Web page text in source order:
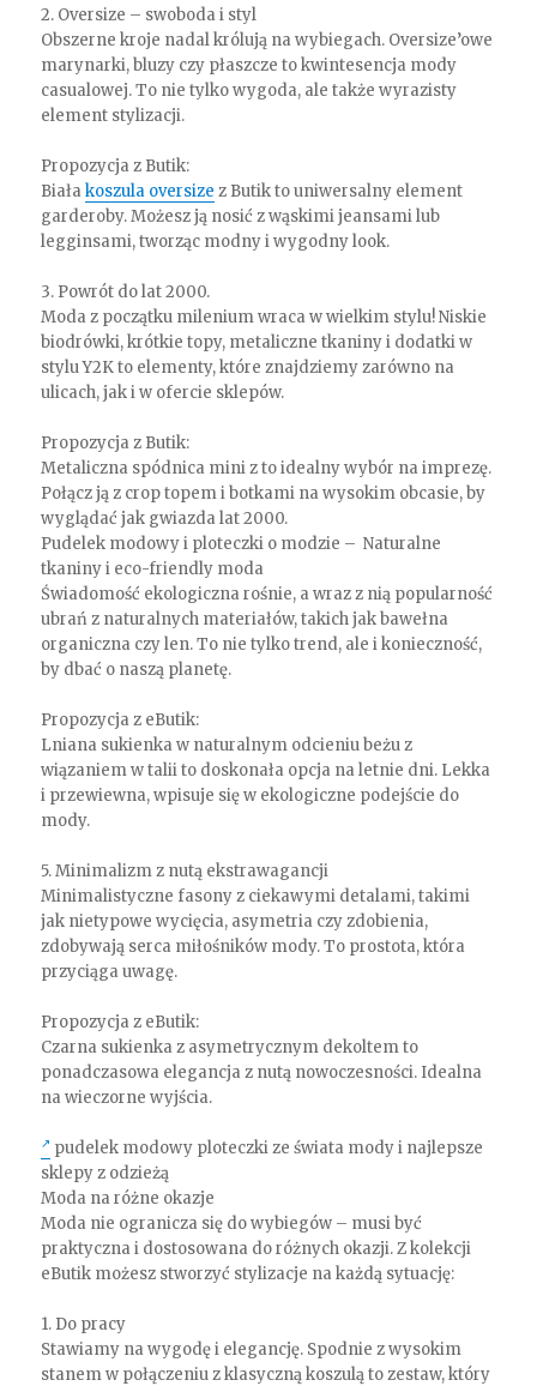
2. Oversize – swoboda i styl
Obszerne kroje nadal królują na wybiegach. Oversize’owe
marynarki, bluzy czy płaszcze to kwintesencja mody
casualowej. To nie tylko wygoda, ale także wyrazisty
element stylizacji.
Propozycja z Butik:
Białakoszula oversize z Butik to uniwersalny element
garderoby. Możesz ją nosić z wąskimi jeansami lub
legginsami, tworząc modny i wygodny look.
3. Powrót do lat 2000.
Moda z początku milenium wraca w wielkim stylu! Niskie
biodrówki, krótkie topy, metaliczne tkaniny i dodatki w
stylu Y2K to elementy, które znajdziemy zarówno na
ulicach, jak i w ofercie sklepów.
Propozycja z Butik:
Metaliczna spódnica mini z to idealny wybór na imprezę.
Połącz ją z crop topem i botkami na wysokim obcasie, by
wyglądać jak gwiazda lat 2000.
Pudelek modowy i ploteczki o modzie – Naturalne
tkaniny i eco-friendly moda
Świadomość ekologiczna rośnie, a wraz z nią popularność
ubrań z naturalnych materiałów, takich jak bawełna
organiczna czy len. To nie tylko trend, ale i konieczność,
by dbać o naszą planetę.
Propozycja z eButik:
Lniana sukienka w naturalnym odcieniu beżu z
wiązaniem w talii to doskonała opcja na letnie dni. Lekka
i przewiewna, wpisuje się w ekologiczne podejście do
mody.
5. Minimalizm z nutą ekstrawagancji
Minimalistyczne fasony z ciekawymi detalami, takimi
jak nietypowe wycięcia, asymetria czy zdobienia,
zdobywają serca miłośników mody. To prostota, która
przyciąga uwagę.
Propozycja z eButik:
Czarna sukienka z asymetrycznym dekoltem to
ponadczasowa elegancja z nutą nowoczesności. Idealna
na wieczorne wyjścia.
pudelek modowy ploteczki ze świata mody i najlepsze
sklepy z odzieżą
Moda na różne okazje
Moda nie ogranicza się do wybiegów – musi być
praktyczna i dostosowana do różnych okazji. Z kolekcji
eButik możesz stworzyć stylizacje na każdą sytuację:
1. Do pracy
Stawiamy na wygodę i elegancję. Spodnie z wysokim
stanem w połączeniu z klasyczną koszulą to zestaw, który